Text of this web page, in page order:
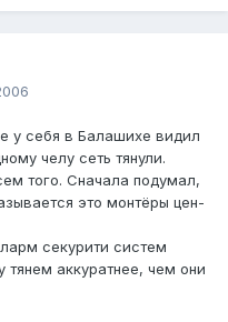
у себя в Балашихе видил
челу сеть тянули.
того. Сначала подумал,
это монтёры цен-
секурити систем
аккуратнее, чем они